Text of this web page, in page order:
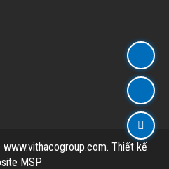
Thiết kế
MSP